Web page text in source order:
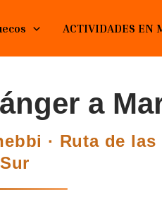
ACTIVIDADES EN
a
· Ruta de
Sur